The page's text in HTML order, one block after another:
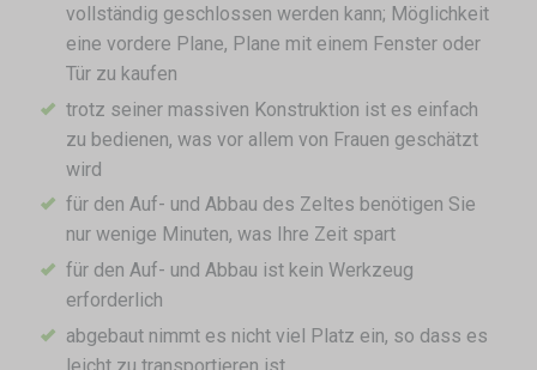
vollständig geschlossen werden kann; Möglichkeit
eine vordere Plane, Plane mit einem Fenster oder
Tür zu kaufen
trotz seiner massiven Konstruktion ist es einfach
zu bedienen, was vor allem von Frauen geschätzt
wird
für den Auf- und Abbau des Zeltes benötigen Sie
nur wenige Minuten, was Ihre Zeit spart
für den Auf- und Abbau ist kein Werkzeug
erforderlich
abgebaut nimmt es nicht viel Platz ein, so dass es